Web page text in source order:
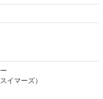
イマーズ）